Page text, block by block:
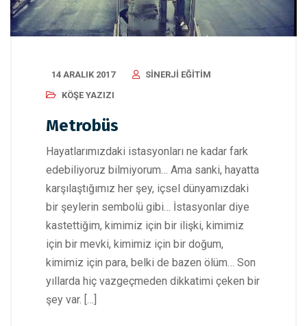
14 ARALIK 2017
SINERJI EĞITIM
KÖŞE YAZIZI
Metrobüs
Hayatlarımızdaki istasyonları ne kadar fark
edebiliyoruz bilmiyorum… Ama sanki, hayatta
karşılaştığımız her şey, içsel dünyamızdaki
bir şeylerin sembolü gibi… İstasyonlar diye
kastettiğim, kimimiz için bir ilişki, kimimiz
için bir mevki, kimimiz için bir doğum,
kimimiz için para, belki de bazen ölüm… Son
yıllarda hiç vazgeçmeden dikkatimi çeken bir
şey var. […]